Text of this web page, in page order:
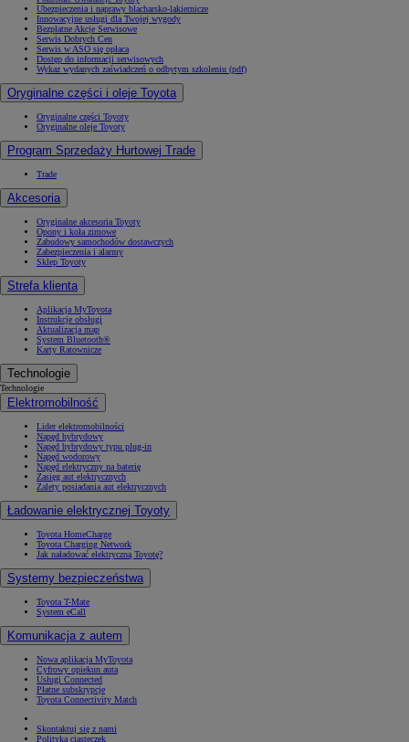
Ubezpieczenia i naprawy blacharsko-lakiernicze
Innowacyjne usługi dla Twojej wygody
Bezpłatne Akcje Serwisowe
Serwis Dobrych Cen
Serwis w ASO się opłaca
Dostęp do informacji serwisowych
Wykaz wydanych zaświadczeń o odbytym szkoleniu (pdf)
Oryginalne części i oleje Toyota
Oryginalne części Toyoty
Oryginalne oleje Toyoty
Program Sprzedaży Hurtowej Trade
Trade
Akcesoria
Oryginalne akcesoria Toyoty
Opony i koła zimowe
Zabudowy samochodów dostawczych
Zabezpieczenia i alarmy
Sklep Toyoty
Strefa klienta
Aplikacja MyToyota
Instrukcje obsługi
Aktualizacja map
System Bluetooth®
Karty Ratownicze
Technologie
Technologie
Elektromobilność
Lider elektromobilności
Napęd hybrydowy
Napęd hybrydowy typu plug-in
Napęd wodorowy
Napęd elektryczny na baterię
Zasięg aut elektrycznych
Zalety posiadania aut elektrycznych
Ładowanie elektrycznej Toyoty
Toyota HomeCharge
Toyota Charging Network
Jak naładować elektryczną Toyotę?
Systemy bezpieczeństwa
Toyota T-Mate
System eCall
Komunikacja z autem
Nowa aplikacja MyToyota
Cyfrowy opiekun auta
Usługi Connected
Płatne subskrypcje
Toyota Connectivity Match
Skontaktuj się z nami
Polityka ciasteczek